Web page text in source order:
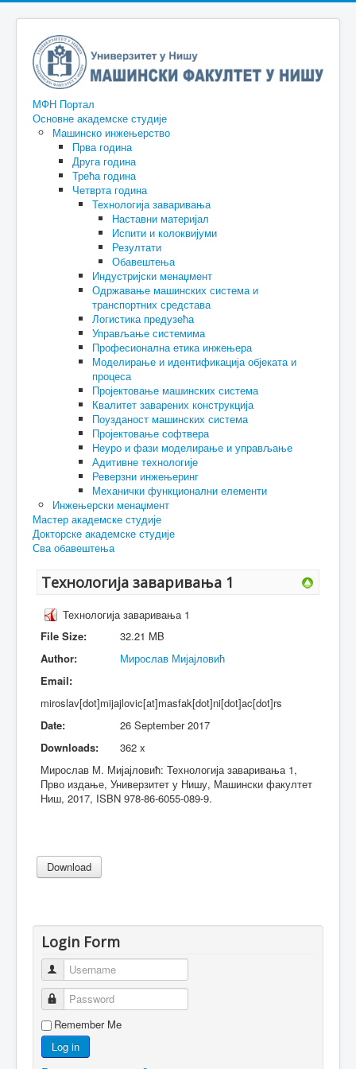
МФН Портал
Основне академске студије
Машинско инжењерство
Прва година
Друга година
Трећа година
Четврта година
Технологија заваривања
Наставни материјал
Испити и колоквијуми
Резултати
Обавештења
Индустријски менаџмент
Одржавање машинских система и
транспортних средстава
Логистика предузећа
Управљање системима
Професионална етика инжењера
Моделирање и идентификација објеката и
процеса
Пројектовање машинских система
Квалитет заварених конструкција
Поузданост машинских система
Пројектовање софтвера
Неуро и фази моделирање и управљање
Адитивне технологије
Реверзни инжењеринг
Механички функционални елементи
Инжењерски менаџмент
Мастер академске студије
Докторске академске студије
Сва обавештења
Технологија заваривања 1
Технологија заваривања 1
File Size:
32.21 MB
Author:
Мирослав Мијајловић
Email:
miroslav[dot]mijajlovic[at]masfak[dot]ni[dot]ac[dot]rs
Date:
26 September 2017
Downloads:
362 x
Мирослав М. Мијајловић: Технологија заваривања 1,
Прво издање, Универзитет у Нишу, Машински факултет
Ниш, 2017, ISBN 978-86-6055-089-9.
Login Form
Username
Password
Remember Me
Log in